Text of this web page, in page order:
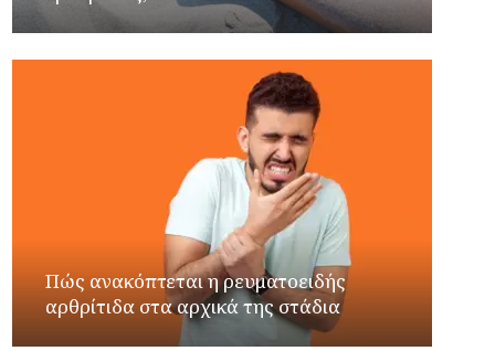
Πώς ανακόπτεται η ρευματοειδής
αρθρίτιδα στα αρχικά της στάδια